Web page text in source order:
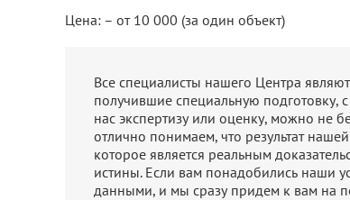
Цена: – от 10 000 (за один объект)
Все специалисты нашего Центра
получившие специальную
нас экспертизу или оценку, можно не
отлично понимаем, что результат
которое является реальным
истины. Если вам понадобились наши
данными, и мы сразу придем к вам на